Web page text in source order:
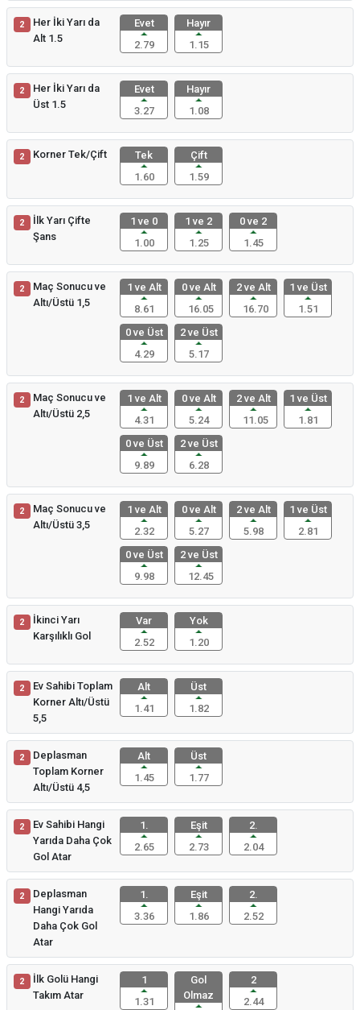
2
Her İki Yarı da
Alt 1.5
Evet
2.79
Hayır
1.15
2
Her İki Yarı da
Üst 1.5
Evet
3.27
Hayır
1.08
2 Korner Tek/Çift
Tek
1.60
Çift
1.59
2
İlk Yarı Çifte
Şans
1 ve 0
1.00
1 ve 2
1.25
0 ve 2
1.45
2
Maç Sonucu ve
Altı/Üstü 1,5
1 ve Alt
8.61
0 ve Alt
16.05
2 ve Alt
16.70
1 ve Üst
1.51
0 ve Üst
4.29
2 ve Üst
5.17
2
Maç Sonucu ve
Altı/Üstü 2,5
1 ve Alt
4.31
0 ve Alt
5.24
2 ve Alt
11.05
1 ve Üst
1.81
0 ve Üst
9.89
2 ve Üst
6.28
2
Maç Sonucu ve
Altı/Üstü 3,5
1 ve Alt
2.32
0 ve Alt
5.27
2 ve Alt
5.98
1 ve Üst
2.81
0 ve Üst
9.98
2 ve Üst
12.45
2
İkinci Yarı
Karşılıklı Gol
Var
2.52
Yok
1.20
2
Ev Sahibi Toplam
Korner Altı/Üstü
5,5
Alt
1.41
Üst
1.82
2
Deplasman
Toplam Korner
Altı/Üstü 4,5
Alt
1.45
Üst
1.77
2
Ev Sahibi Hangi
Yarıda Daha Çok
Gol Atar
1.
2.65
Eşit
2.73
2.
2.04
2
Deplasman
Hangi Yarıda
Daha Çok Gol
Atar
1.
3.36
Eşit
1.86
2.
2.52
2
İlk Golü Hangi
Takım Atar
1
1.31
Gol
Olmaz
2
2.44